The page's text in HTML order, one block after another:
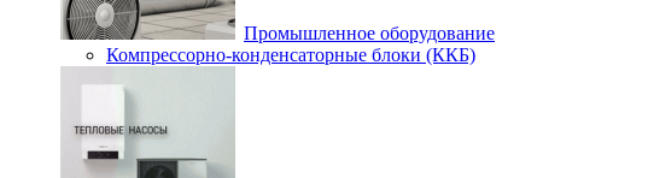
Промышленное оборудование
Компрессорно-конденсаторные блоки (ККБ)